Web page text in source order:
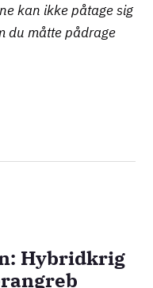
kan ikke påtage sig
du måtte pådrage
Hybridkrig